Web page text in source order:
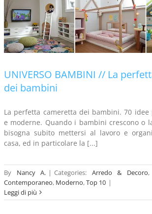
UNIVERSO BAMBINI // La
dei bambini
La perfetta cameretta dei bambini. 70
e moderne. Quando i bambini crescono o
bisogna subito mettersi al lavoro e
casa, ed in particolare la [...]
By Nancy A. | Categories: Arredo & Decoro
Contemporaneo, Moderno,Top 10 |
Leggi di più